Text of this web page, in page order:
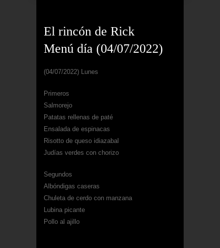
El rincón de Rick
Menú día (04/07/2022)
(04/07/2022) Lunes
Primeros
Salmorejo
Patatas rellenas de paté
Ensalada de espinacas
Risotto de queso idiazabal
Judías verdes con chorizo
Segundos
Albóndigas caseras
Chuleta de cerdo con manzana
Lubina picante
Pollo al ajillo